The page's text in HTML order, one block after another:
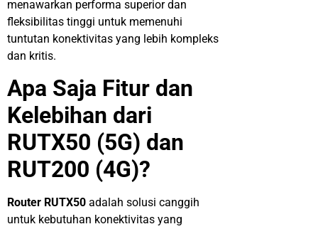
menawarkan performa superior dan
fleksibilitas tinggi untuk memenuhi
tuntutan konektivitas yang lebih kompleks
dan kritis.
Apa Saja Fitur dan
Kelebihan dari
RUTX50 (5G) dan
RUT200 (4G)?
Router RUTX50 adalah solusi canggih
untuk kebutuhan konektivitas yang